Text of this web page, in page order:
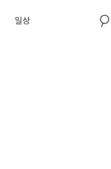
일상